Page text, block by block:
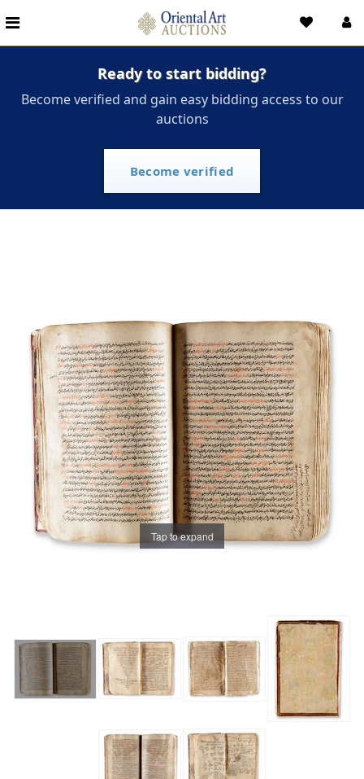
Ready to start bidding?
Become verified and gain easy bidding access to our
auctions
Become verified
Tap to expand